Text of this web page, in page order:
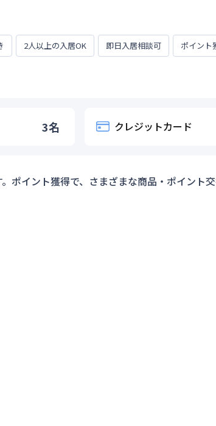
2人以上の入居OK 即日入居相談可 ポイント
3名 クレジットカード
ポイント獲得で、さまざまな商品・ポイント